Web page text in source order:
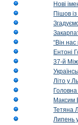
Нові
Пішов
“Він
Ентоні
37-й
Літо у
Максим
Тетяна
Липень